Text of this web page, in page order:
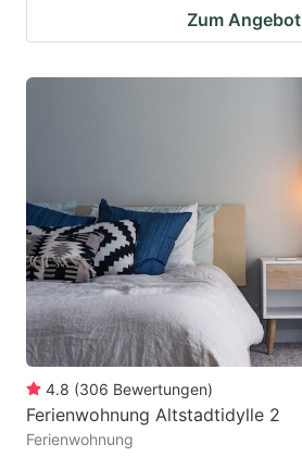
Zum Angebot
4.8 (306 Bewertungen)
Ferienwohnung Altstadtidylle 2
Ferienwohnung